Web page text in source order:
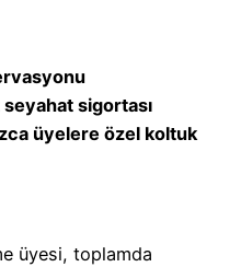
sigortası
üyelere özel koltuk
üyesi, toplamda